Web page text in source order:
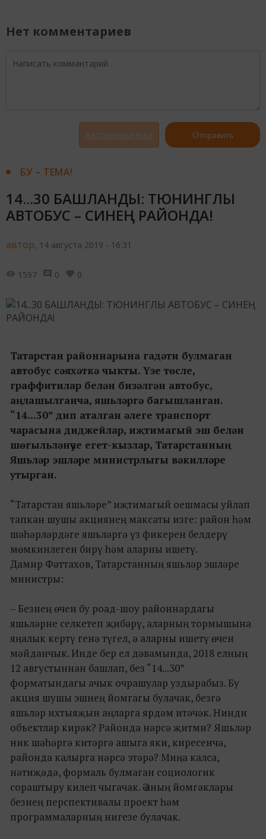
Нет комментариев
Авторизоваться Отправить
БУ – ТЕМА!
14...30 БАШЛАНДЫ: ТЮНИНГЛЫ
АВТОБУС – СИНЕҢ РАЙОНДА!
автор, 14 августа 2019 - 16:31
1597 0 0
Татарстан районнарына гадәти булмаган
автобус сәяхәткә чыкты. Үзе төсле,
граффитилар белән бизәлгән автобус,
аңлашылганча, яшьләргә багышланган.
“14...30” дип аталган әлеге транспорт
чарасына диджейлар, иҗтимагый эш белән
шөгыльләнүче егет-кызлар, Татарстанның
Яшьләр эшләре министрлыгы вәкилләре
утырган.
“Татарстан яшьләре” иҗтимагый оешмасы уйлап
тапкан шушы акциянең максаты изге: район һәм
шәһәрләрдәге яшьләргә үз фикерен белдерү
мөмкинлеген бирү һәм аларны ишетү.
Дамир Фәттахов, Татарстанның яшьләр эшләре
министры:
– Безнең өчен бу роад-шоу районнардагы
яшьләрне селкетеп җибәрү, аларның тормышына
яңалык кертү генә түгел, ә аларны ишетү өчен
мәйданчык. Инде бер ел дәвамында, 2018 елның
12 августыннан башлап, без “14...30”
форматындагы ачык очрашулар уздырабыз. Бу
акция шушы эшнең йомгагы булачак, безгә
яшьләр ихтыяҗын аңларга ярдәм итәчәк. Нинди
объектлар кирәк? Районда нәрсә җитми? Яшьләр
ник шәһәргә китәргә ашыга яки, киресенчә,
районда калырга нәрсә этәрә? Миңа калса,
нәтиҗәдә, формаль булмаган социологик
сораштыру килеп чыгачак. Ә аның йомгаклары
безнең перспективалы проект һәм
программаларның нигезе булачак.